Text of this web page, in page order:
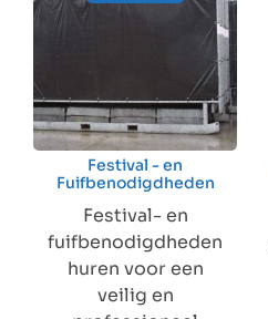
Festival - en
Fuifbenodigdheden
Festival- en
fuifbenodigdheden
huren voor een
veilig en